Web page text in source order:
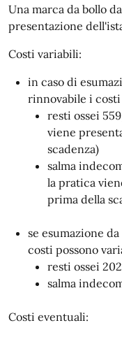
Una marca da bollo
presentazione
Costi variabili:
in caso di
rinnovabile i costi
resti ossei
viene
scadenza)
salma
la pratica
prima della
se esumazione
costi possono
resti ossei
salma
Costi eventuali: